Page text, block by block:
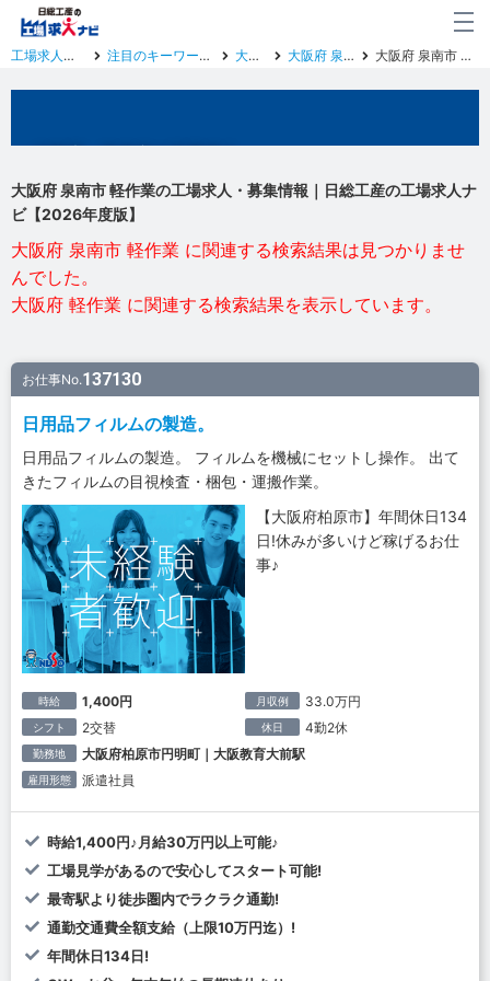
工場求人トップ 注目のキーワード一覧 大阪府 大阪府 泉南市 大阪府 泉南市 軽作業
大阪府 泉南市 軽作業の工場求人・募集情報｜日総工産の工場求人ナ
ビ【2026年度版】
大阪府 泉南市 軽作業 に関連する検索結果は見つかりませ
んでした。
大阪府 軽作業 に関連する検索結果を表示しています。
お仕事No.137130
日用品フィルムの製造。
日用品フィルムの製造。 フィルムを機械にセットし操作。 出て
きたフィルムの目視検査・梱包・運搬作業。
【大阪府柏原市】年間休日134
日!休みが多いけど稼げるお仕
事♪
時給 1,400円 月収例 33.0万円
シフト 2交替 休日 4勤2休
勤務地 大阪府柏原市円明町｜大阪教育大前駅
雇用形態 派遣社員
時給1,400円♪月給30万円以上可能♪
工場見学があるので安心してスタート可能!
最寄駅より徒歩圏内でラクラク通勤!
通勤交通費全額支給（上限10万円迄）!
年間休日134日!